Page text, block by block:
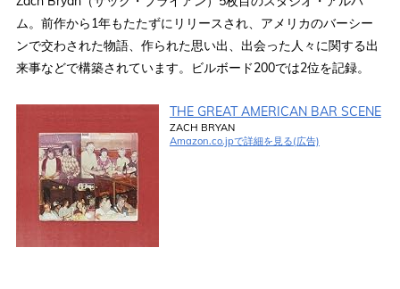
ム。前作から1年もたたずにリリースされ、アメリカのバーシー
ンで交わされた物語、作られた思い出、出会った人々に関する出
来事などで構築されています。ビルボード200では2位を記録。
THE GREAT AMERICAN BAR SCENE
ZACH BRYAN
Amazon.co.jpで詳細を見る(広告)